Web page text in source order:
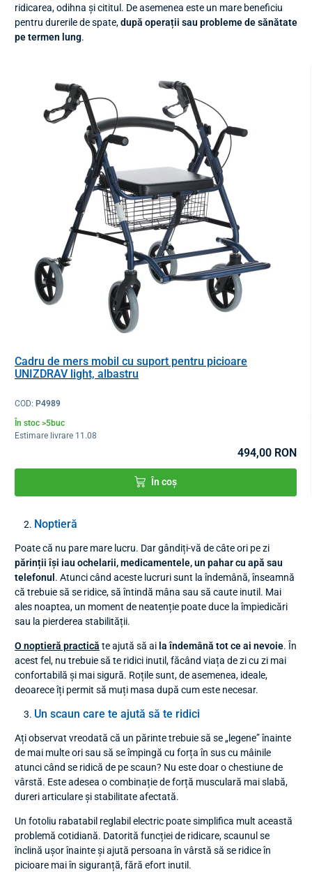
ridicarea, odihna și cititul. De asemenea este un mare beneficiu
pentru durerile de spate,după operații sau probleme de sănătate
pe termen lung.
Cadru de mers mobil cu suport pentru picioare
UNIZDRAV light, albastru
COD: P4989
În stoc >5buc
Estimare livrare 11.08
494,00 RON
În coș
Noptieră
Poate că nu pare mare lucru. Dar gândiți-vă de câte ori pe zi
părinții își iau ochelarii, medicamentele, un pahar cu apă sau
telefonul . Atunci când aceste lucruri sunt la îndemână, înseamnă
că trebuie să se ridice, să întindă mâna sau să caute inutil. Mai
ales noaptea, un moment de neatenție poate duce la împiedicări
sau la pierderea stabilității.
O noptieră practică te ajută să ai la îndemână tot ce ai nevoie. În
acest fel, nu trebuie să te ridici inutil, făcând viața de zi cu zi mai
confortabilă și mai sigură. Roțile sunt, de asemenea, ideale,
deoarece îți permit să muți masa după cum este necesar.
Un scaun care te ajută să te ridici
Ați observat vreodată că un părinte trebuie să se „legene” înainte
de mai multe ori sau să se împingă cu forța în sus cu mâinile
atunci când se ridică de pe scaun? Nu este doar o chestiune de
vârstă. Este adesea o combinație de forță musculară mai slabă,
dureri articulare și stabilitate afectată.
Un fotoliu rabatabil reglabil electric poate simplifica mult această
problemă cotidiană. Datorită funcției de ridicare, scaunul se
înclină ușor înainte și ajută persoana în vârstă să se ridice în
picioare mai în siguranță, fără efort inutil.